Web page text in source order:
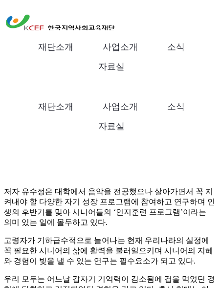
한국지역사회교육재단
재단소개 사업소개
소식
자료실
재단소개 사업소개
소식
자료실
다같이多가치
[울림이 있는 책] 건망증 탈출 프로젝트
‘말랑말랑 인지훈련’
저자 유수정은 대학에서 음악을 전공했으나 살아가면서 꼭 지
켜내야 할 다양한 자기 성장 프로그램에 참여하고 연구하며 인
생의 후반기를 맞아 시니어들의 ‘인지훈련 프로그램’이라는
의미 있는 일에 몰두하고 있다.
고령자가 기하급수적으로 늘어나는 현재 우리나라의 실정에
꼭 필요한 시니어의 삶에 활력을 불러일으키며 시니어의 지혜
와 경험이 빛을 낼 수 있는 연구는 필수요소가 되고 있다.
우리 모두는 어느날 갑자기 기억력이 감소됨에 겁을 먹었던 경